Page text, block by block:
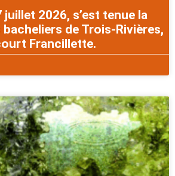
juillet 2026, s’est tenue la
de Trois-Rivières,
Francillette.